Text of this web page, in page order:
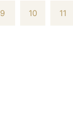
9 10 11